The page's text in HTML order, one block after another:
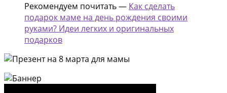
Рекомендуем почитать — Как сделать
подарок маме на день рождения своими
руками? Идеи легких и оригинальных
подарков